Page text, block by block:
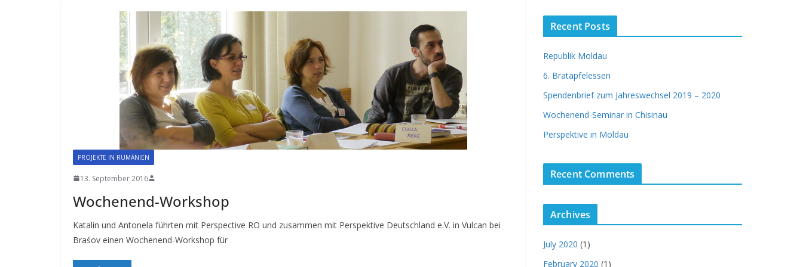
PROJEKTE IN RUMÄNIEN
13. September 2016
Wochenend-Workshop
Katalin und Antonela führten mit Perspective RO und zusammen mit Perspektive Deutschland e.V. in Vulcan bei
Braśov einen Wochenend-Workshop für
Recent Posts
Republik Moldau
6. Bratapfelessen
Spendenbrief zum Jahreswechsel 2019 – 2020
Wochenend-Seminar in Chisinau
Perspektive in Moldau
Recent Comments
Archives
July 2020 (1)
February 2020 (1)